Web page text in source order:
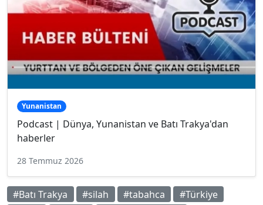
Yunanistan
Podcast | Dünya, Yunanistan ve Batı Trakya'dan
haberler
28 Temmuz 2026
#Batı Trakya #silah #tabahca
#Türkiye